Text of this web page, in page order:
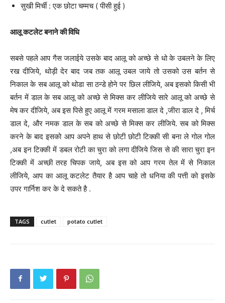
सुखी मिर्ची : एक छोटा चम्मच ( पीसी हुई )
आलू कटलेट बनाने की विधि
सबसे पहले आप गैस जलाईये उसके बाद आलू को अच्छे से धो के उबलने के लिए
रख दीजिये, थोड़ी देर बाद जब तक आलू उबल जाये तो उसको उस बर्तन से
निकाल के सब आलू को थोडा सा ठन्डे होने पर छिल लीजिये, अब इसको किसी भी
बर्तन में डाल के सब आलू को अच्छे से मिक्स कर लीजिये सारे आलू को अच्छे से
मेष कर दीजिये, अब इस पिसे हुए आलू में गरम मसाला डाल दे ,जीरा डाल दे , मिर्च
डाल दे, और नमक डाल के सब को अच्छे से मिक्स कर लीजिये. सब को मिक्स
करने के बाद इसको आप अपने हाथ से छोटी छोटी टिक्की सी बना ले गोल गोल
,अब इन टिक्की में डबल रोटी का चुरा को लगा दीजिये जिस से की सारा चुरा इन
टिक्की में अच्छी तरह चिपक जाये, अब इस को आप गरम तेल में से निकाल
लीजिये, आप का आलू कटलेट तैयार है आप चाहे तो धनिया की पत्ती को इसके
उपर गार्निश कर के दे सकते है .
TAGS cutlet potato cutlet